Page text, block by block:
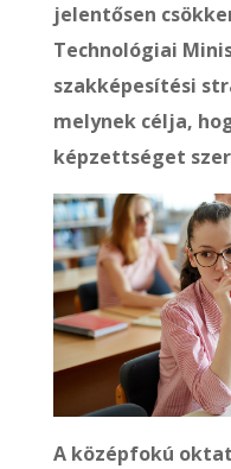
jelentősen
Technológiai
szakképesítési
melynek célja,
képzettséget
A középfokú